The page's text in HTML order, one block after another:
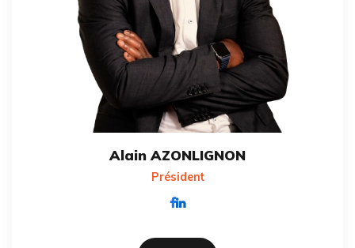
Alain AZONLIGNON
Président